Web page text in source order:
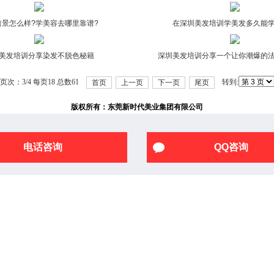
典！
典！
景怎么样?学美容去哪里靠谱?
在深圳美发培训学美发多久能
发培训分享染发不脱色秘籍 深圳美发培训分享一个让你潮爆的
页次：3/4 每页18 总数61 首页 上一页 下一页 尾页 转到:
版权所有：东莞新时代美业集团有限公司
电话咨询 QQ咨询